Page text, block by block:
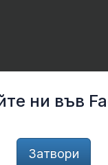
ни във
Затвори